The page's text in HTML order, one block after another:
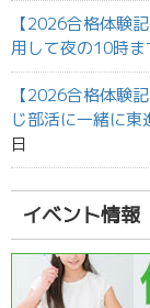
【2026合格体験
用して夜の10時
【2026合格体験
じ部活に一緒に
日
イベント情報